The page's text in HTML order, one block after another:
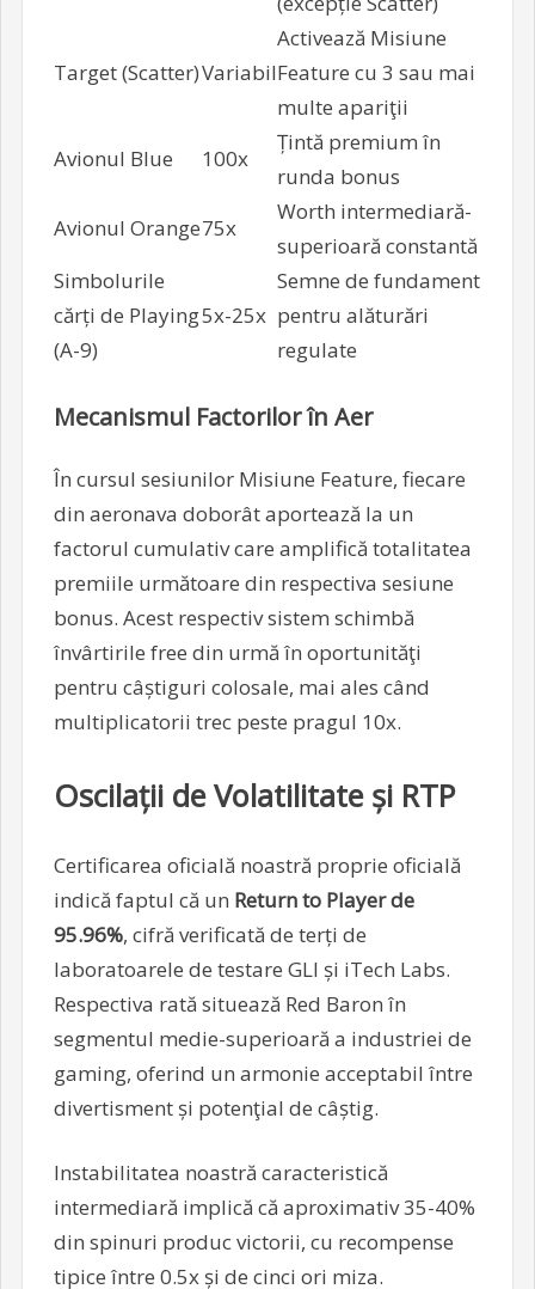
Target (Scatter)Variabil
Activează Misiune
Feature cu 3 sau mai
multe apariţii
Avionul Blue
100x
Țintă premium în
runda bonus
Avionul Orange75x
Worth intermediară-
superioară constantă
Simbolurile
cărți de Playing
(A-9)
5x-25x
Semne de fundament
pentru alăturări
regulate
Mecanismul Factorilor în Aer
În cursul sesiunilor Misiune Feature, fiecare
din aeronava doborât aportează la un
factorul cumulativ care amplifică totalitatea
premiile următoare din respectiva sesiune
bonus. Acest respectiv sistem schimbă
învârtirile free din urmă în oportunităţi
pentru câștiguri colosale, mai ales când
multiplicatorii trec peste pragul 10x.
Oscilații de Volatilitate și RTP
Certificarea oficială noastră proprie oficială
indică faptul că un Return to Player de
95.96%, cifră verificată de terți de
laboratoarele de testare GLI și iTech Labs.
Respectiva rată situează Red Baron în
segmentul medie-superioară a industriei de
gaming, oferind un armonie acceptabil între
divertisment și potenţial de câștig.
Instabilitatea noastră caracteristică
intermediară implică că aproximativ 35-40%
din spinuri produc victorii, cu recompense
tipice între 0.5x și de cinci ori miza.